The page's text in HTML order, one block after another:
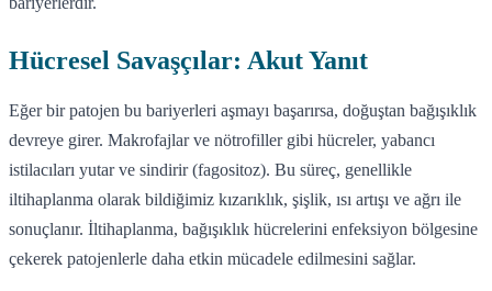
Hücresel Savaşçılar: Akut Yanıt
Eğer bir patojen bu bariyerleri aşmayı başarırsa, doğuştan bağışıklık
devreye girer. Makrofajlar ve nötrofiller gibi hücreler, yabancı
istilacıları yutar ve sindirir (fagositoz). Bu süreç, genellikle
iltihaplanma olarak bildiğimiz kızarıklık, şişlik, ısı artışı ve ağrı ile
sonuçlanır. İltihaplanma, bağışıklık hücrelerini enfeksiyon bölgesine
çekerek patojenlerle daha etkin mücadele edilmesini sağlar.